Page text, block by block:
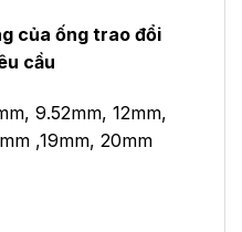
của ống trao đổi
cầu
9.52mm, 12mm,
,19mm, 20mm